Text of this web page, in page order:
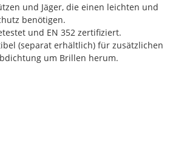
und Jäger, die einen leichten und
benötigen.
und EN 352 zertifiziert.
(separat erhältlich) für zusätzlichen
um Brillen herum.